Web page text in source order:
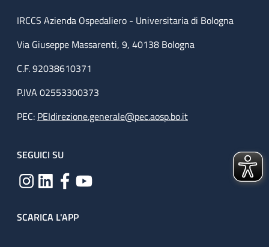
IRCCS Azienda Ospedaliero - Universitaria di Bologna
Via Giuseppe Massarenti, 9, 40138 Bologna
C.F. 92038610371
P.IVA 02553300373
PEC: PEIdirezione.generale@pec.aosp.bo.it
SEGUICI SU
SCARICA L'APP